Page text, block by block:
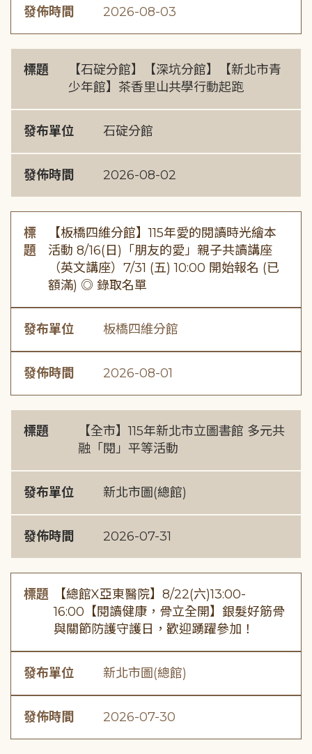
發佈時間 2026-08-03
標題
【石碇分館】【深坑分館】【新北市青
少年館】茶香里山共學行動起跑
發布單位 石碇分館
發佈時間 2026-08-02
標
題
【板橋四維分館】115年愛的閱讀時光繪本
活動 8/16(日)「朋友的愛」親子共讀講座
（英文講座）7/31 (五) 10:00 開始報名 (已
額滿) ◎ 錄取名單
發布單位 板橋四維分館
發佈時間 2026-08-01
標題
【全市】115年新北市立圖書館 多元共
融「閱」平等活動
發布單位 新北市圖(總館)
發佈時間 2026-07-31
標題
【總館X亞東醫院】8/22(六)13:00-
16:00【閱讀健康，骨立全開】銀髮好筋骨
與關節防護守護日，歡迎踴躍參加！
發布單位 新北市圖(總館)
發佈時間 2026-07-30